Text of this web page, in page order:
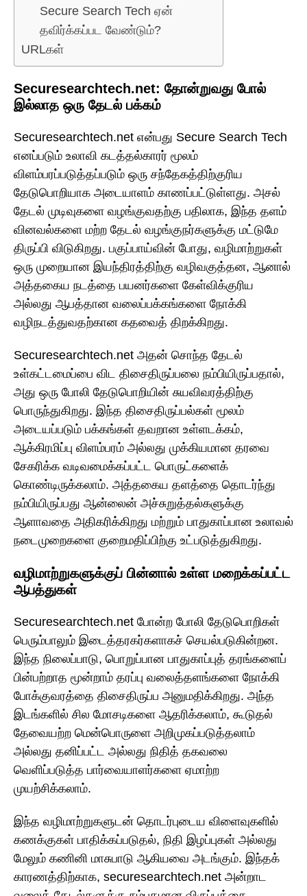
Secure Search Tech ஏன்
தவிர்க்கப்பட வேண்டும்?
URLகள்
Securesearchtech.net: தோன்றுவது போல்
இல்லாத ஒரு தேடல் பக்கம்
Securesearchtech.net என்பது Secure Search Tech
எனப்படும் உலாவி கடத்தல்காரர் மூலம்
விளம்பரப்படுத்தப்படும் ஒரு சந்தேகத்திற்குரிய
தேடுபொறியாக அடையாளம் காணப்பட்டுள்ளது. அசல்
தேடல் முடிவுகளை வழங்குவதற்கு பதிலாக, இந்த தளம்
வினவல்களை மற்ற தேடல் வழங்குநர்களுக்கு மட்டுமே
திருப்பி விடுகிறது. பகுப்பாய்வின் போது, வழிமாற்றுகள்
ஒரு முறையான இயந்திரத்திற்கு வழிவகுத்தன, ஆனால்
அத்தகைய நடத்தை பயனர்களை கேள்விக்குரிய
அல்லது ஆபத்தான வலைப்பக்கங்களை நோக்கி
வழிநடத்துவதற்கான கதவைத் திறக்கிறது.
Securesearchtech.net அதன் சொந்த தேடல்
உள்கட்டமைப்பை விட திசைதிருப்பலை நம்பியிருப்பதால்,
அது ஒரு போலி தேடுபொறியின் சுயவிவரத்திற்கு
பொருந்துகிறது. இந்த திசைதிருப்பல்கள் மூலம்
அடையப்படும் பக்கங்கள் தவறான உள்ளடக்கம்,
ஆக்கிரமிப்பு விளம்பரம் அல்லது முக்கியமான தரவை
சேகரிக்க வடிவமைக்கப்பட்ட பொருட்களைக்
கொண்டிருக்கலாம். அத்தகைய தளத்தை தொடர்ந்து
நம்பியிருப்பது ஆன்லைன் அச்சுறுத்தல்களுக்கு
ஆளாவதை அதிகரிக்கிறது மற்றும் பாதுகாப்பான உலாவல்
நடைமுறைகளை குறைமதிப்பிற்கு உட்படுத்துகிறது.
வழிமாற்றுகளுக்குப் பின்னால் உள்ள மறைக்கப்பட்ட
ஆபத்துகள்
Securesearchtech.net போன்ற போலி தேடுபொறிகள்
பெரும்பாலும் இடைத்தரகர்களாகச் செயல்படுகின்றன.
இந்த நிலைப்பாடு, பொறுப்பான பாதுகாப்புத் தரங்களைப்
பின்பற்றாத மூன்றாம் தரப்பு வலைத்தளங்களை நோக்கி
போக்குவரத்தை திசைதிருப்ப அனுமதிக்கிறது. அந்த
இடங்களில் சில மோசடிகளை ஆதரிக்கலாம், கூடுதல்
தேவையற்ற மென்பொருளை அறிமுகப்படுத்தலாம்
அல்லது தனிப்பட்ட அல்லது நிதித் தகவலை
வெளிப்படுத்த பார்வையாளர்களை ஏமாற்ற
முயற்சிக்கலாம்.
இந்த வழிமாற்றுகளுடன் தொடர்புடைய விளைவுகளில்
கணக்குகள் பாதிக்கப்படுதல், நிதி இழப்புகள் அல்லது
மேலும் கணினி மாசுபாடு ஆகியவை அடங்கும். இந்தக்
காரணத்திற்காக, securesearchtech.net அன்றாட